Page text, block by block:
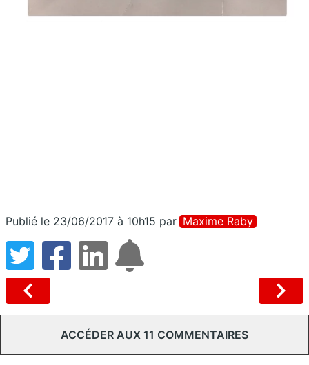
Publié le 23/06/2017 à 10h15 par Maxime Raby
ACCÉDER AUX 11 COMMENTAIRES